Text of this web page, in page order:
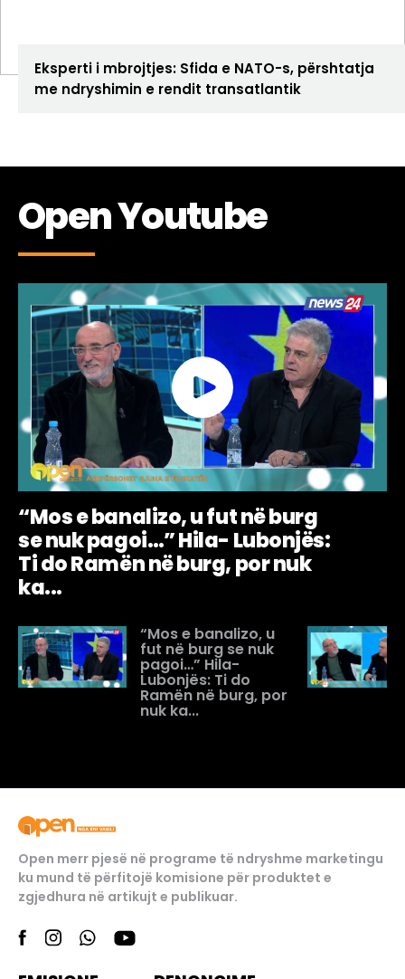
Eksperti i mbrojtjes: Sfida e NATO-s, përshtatja
me ndryshimin e rendit transatlantik
Open Youtube
“Mos e banalizo, u fut në burg
se nuk pagoi…” Hila- Lubonjës:
Ti do Ramën në burg, por nuk
ka...
“Mos e banalizo, u
fut në burg se nuk
pagoi…” Hila-
Lubonjës: Ti do
Ramën në burg, por
nuk ka...
Open merr pjesë në programe të ndryshme marketingu
ku mund të përfitojë komisione për produktet e
zgjedhura në artikujt e publikuar.